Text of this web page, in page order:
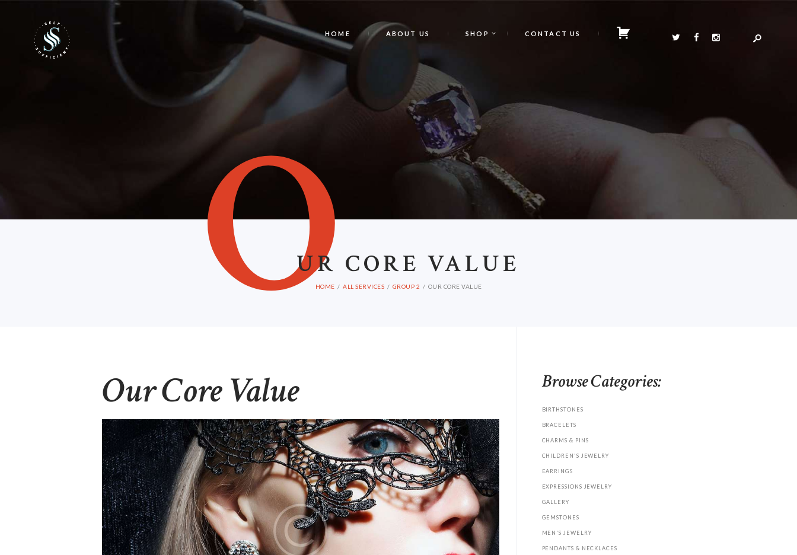
HOME ABOUT US SHOP CONTACT US
OUR CORE VALUE
HOME ALL SERVICES GROUP 2 OUR CORE VALUE
Our Core Value Browse Categories:
BIRTHSTONES
BRACELETS
CHARMS & PINS
CHILDREN'S JEWELRY
EARRINGS
EXPRESSIONS JEWELRY
GALLERY
GEMSTONES
MEN'S JEWELRY
PENDANTS & NECKLACES